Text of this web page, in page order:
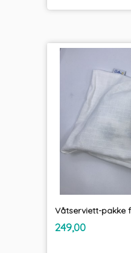
Våtserviett-pakke
Pris
249,00mva.